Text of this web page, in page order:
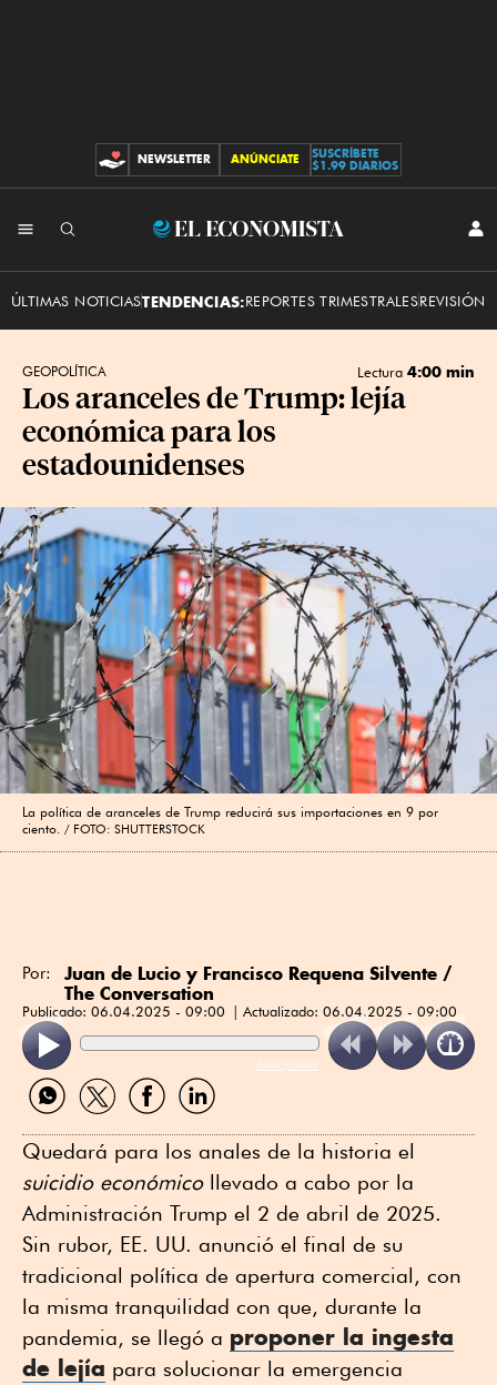
CONTRIBUCIONES
NEWSLETTER ANÚNCIATE
SUSCRÍBETE
$1.99 DIARIOS
El
ÚLTIMAS NOTICIASTENDENCIAS:REPORTES TRIMESTRALESREVISIÓN
GEOPOLÍTICA Lectura 4:00 min
Los aranceles de Trump: lejía
económica para los
estadounidenses
La política de aranceles de Trump reducirá sus importaciones en 9 por
ciento.
FOTO: SHUTTERSTOCK
Por: Juan de Lucio y Francisco Requena Silvente /
The Conversation
Publicado: 06.04.2025 - 09:00 Actualizado: 06.04.2025 - 09:00
ReadSpeaker
Compartir
por
Compartir
por
Compartir
por
Compartir
por
Quedará para los anales de la historia el
suicidio económicollevado a cabo por la
Administración Trump el 2 de abril de 2025.
Sin rubor, EE. UU. anunció el final de su
tradicional política de apertura comercial, con
la misma tranquilidad con que, durante la
pandemia, se llegó a proponer la ingesta
de lejía para solucionar la emergencia